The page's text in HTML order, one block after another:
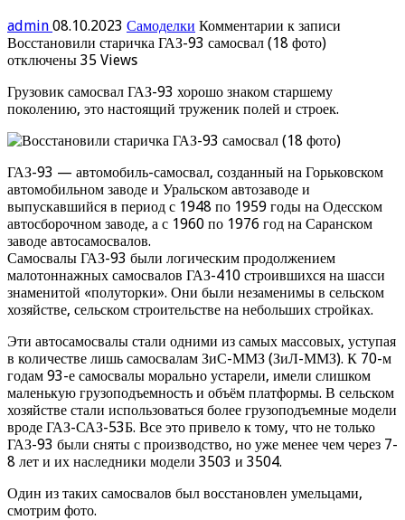
admin 08.10.2023 Самоделки Комментарии к записи
Восстановили старичка ГАЗ-93 самосвал (18 фото)
отключены 35 Views
Грузовик самосвал ГАЗ-93 хорошо знаком старшему
поколению, это настоящий труженик полей и строек.
ГАЗ-93 — автомобиль-самосвал, созданный на Горьковском
автомобильном заводе и Уральском автозаводе и
выпускавшийся в период с 1948 по 1959 годы на Одесском
автосборочном заводе, а с 1960 по 1976 год на Саранском
заводе автосамосвалов.
Самосвалы ГАЗ-93 были логическим продолжением
малотоннажных самосвалов ГАЗ-410 строившихся на шасси
знаменитой «полуторки». Они были незаменимы в сельском
хозяйстве, сельском строительстве на небольших стройках.
Эти автосамосвалы стали одними из самых массовых, уступая
в количестве лишь самосвалам ЗиС-ММЗ (ЗиЛ-ММЗ). К 70-м
годам 93-е самосвалы морально устарели, имели слишком
маленькую грузоподъемность и объём платформы. В сельском
хозяйстве стали использоваться более грузоподъемные модели
вроде ГАЗ-САЗ-53Б. Все это привело к тому, что не только
ГАЗ-93 были сняты с производство, но уже менее чем через 7-
8 лет и их наследники модели 3503 и 3504.
Один из таких самосвалов был восстановлен умельцами,
смотрим фото.